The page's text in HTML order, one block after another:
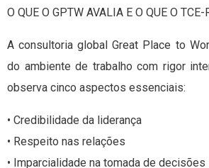
O QUE O GPTW AVALIA E O QUE O TCE-
A consultoria global Great Place to
do ambiente de trabalho com rigor
observa cinco aspectos essenciais:
• Credibilidade da liderança
• Respeito nas relações
• Imparcialidade na tomada de decisões